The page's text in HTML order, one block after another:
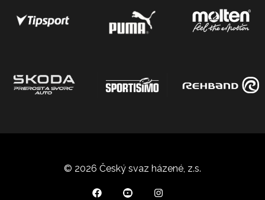
© 2026 Český svaz házené, z.s.